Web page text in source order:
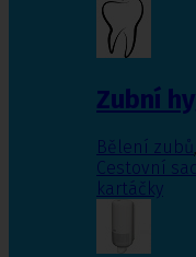
Zubní
Bělení zubů,
Cestovní
kartáčky